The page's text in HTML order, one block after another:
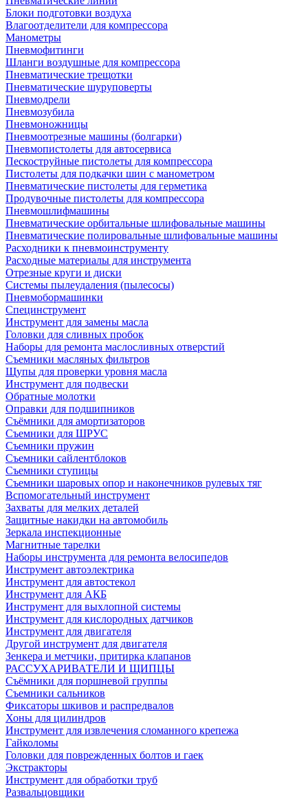
Блоки подготовки воздуха
Влагоотделители для компрессора
Манометры
Пневмофитинги
Шланги воздушные для компрессора
Пневматические трещотки
Пневматические шуруповерты
Пневмодрели
Пневмозубила
Пневмоножницы
Пневмоотрезные машины (болгарки)
Пневмопистолеты для автосервиса
Пескоструйные пистолеты для компрессора
Пистолеты для подкачки шин с манометром
Пневматические пистолеты для герметика
Продувочные пистолеты для компрессора
Пневмошлифмашины
Пневматические орбитальные шлифовальные машины
Пневматические полировальные шлифовальные машины
Расходники к пневмоинструменту
Расходные материалы для инструмента
Отрезные круги и диски
Системы пылеудаления (пылесосы)
Пневмобормашинки
Специнструмент
Инструмент для замены масла
Головки для сливных пробок
Наборы для ремонта маслосливных отверстий
Съемники масляных фильтров
Щупы для проверки уровня масла
Инструмент для подвески
Обратные молотки
Оправки для подшипников
Съёмники для амортизаторов
Съемники для ШРУС
Съемники пружин
Съемники сайлентблоков
Съемники ступицы
Съемники шаровых опор и наконечников рулевых тяг
Вспомогательный инструмент
Захваты для мелких деталей
Защитные накидки на автомобиль
Зеркала инспекционные
Магнитные тарелки
Наборы инструмента для ремонта велосипедов
Инструмент автоэлектрика
Инструмент для автостекол
Инструмент для АКБ
Инструмент для выхлопной системы
Инструмент для кислородных датчиков
Инструмент для двигателя
Другой инструмент для двигателя
Зенкера и метчики, притирка клапанов
РАССУХАРИВАТЕЛИ И ЩИПЦЫ
Съёмники для поршневой группы
Съемники сальников
Фиксаторы шкивов и распредвалов
Хоны для цилиндров
Инструмент для извлечения сломанного крепежа
Гайколомы
Головки для поврежденных болтов и гаек
Экстракторы
Инструмент для обработки труб
Развальцовщики